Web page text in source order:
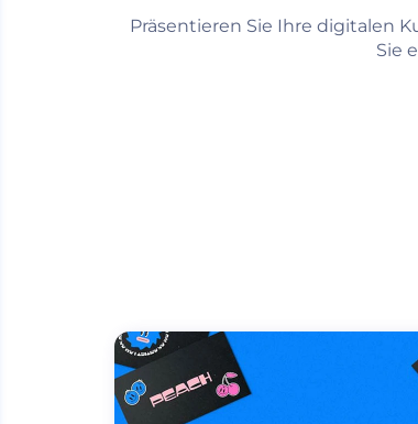
Präsentieren Sie Ihre digitalen
Sie